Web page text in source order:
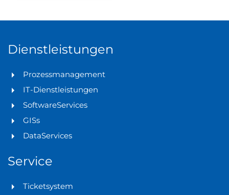
Dienstleistungen
Prozessmanagement
IT-Dienstleistungen
SoftwareServices
GISs
DataServices
Service
Ticketsystem